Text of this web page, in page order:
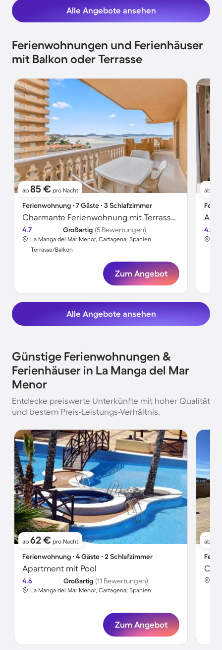
Alle Angebote ansehen
Ferienwohnungen und Ferienhäuser
mit Balkon oder Terrasse
ab 85 € pro Nacht
Ferienwohnung ∙ 7 Gäste ∙ 3 Schlafzimmer
Charmante Ferienwohnung mit Terrasse und Pool | Nah am Strand | Haustiere erlaubt
4.7 Großartig (5 Bewertungen)
La Manga del Mar Menor, Cartagena, Spanien
Terrasse/Balkon
Zum Angebot
ab
4.9
Alle Angebote ansehen
Günstige Ferienwohnungen &
Ferienhäuser in La Manga del Mar
Menor
Entdecke preiswerte Unterkünfte mit hoher Qualität
und bestem Preis-Leistungs-Verhältnis.
ab 62 € pro Nacht
Ferienwohnung ∙ 4 Gäste ∙ 2 Schlafzimmer
Apartment mit Pool
4.6 Großartig (11 Bewertungen)
La Manga del Mar Menor, Cartagena, Spanien
Zum Angebot
ab